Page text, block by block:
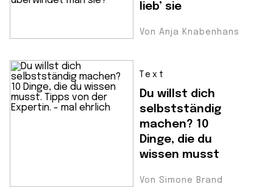
lieb’ sie
Von Anja Knabenhans
Text
Du willst dich
selbstständig
machen? 10
Dinge, die du
wissen musst
Von Simone Brand